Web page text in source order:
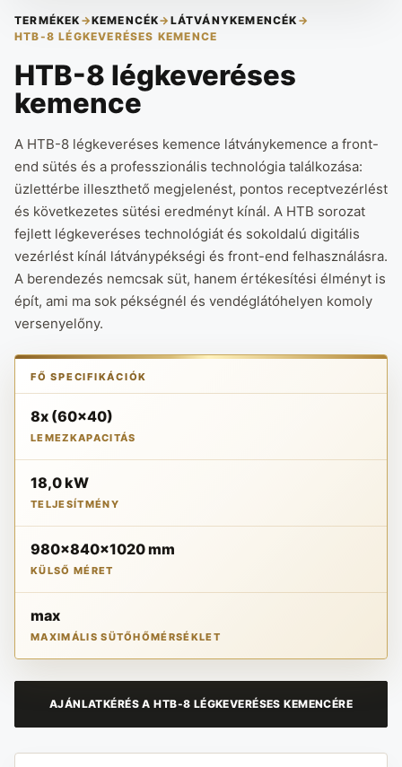
TERMÉKEK →KEMENCÉK→ LÁTVÁNYKEMENCÉK →
HTB-8 LÉGKEVERÉSES KEMENCE
HTB-8 légkeveréses
kemence
A HTB-8 légkeveréses kemence látványkemence a front-
end sütés és a professzionális technológia találkozása:
üzlettérbe illeszthető megjelenést, pontos receptvezérlést
és következetes sütési eredményt kínál. A HTB sorozat
fejlett légkeveréses technológiát és sokoldalú digitális
vezérlést kínál látványpékségi és front-end felhasználásra.
A berendezés nemcsak süt, hanem értékesítési élményt is
épít, ami ma sok pékségnél és vendéglátóhelyen komoly
versenyelőny.
FŐ SPECIFIKÁCIÓK
8x (60x40)
LEMEZKAPACITÁS
18,0 kW
TELJESÍTMÉNY
980x840x1020 mm
KÜLSŐ MÉRET
max
MAXIMÁLIS SÜTŐHŐMÉRSÉKLET
AJÁNLATKÉRÉS A HTB-8 LÉGKEVERÉSES KEMENCÉRE